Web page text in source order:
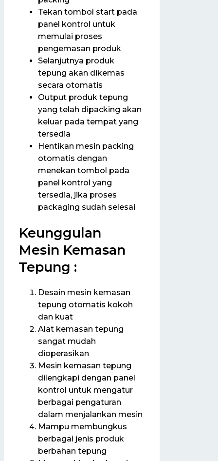
Tekan tombol start pada
panel kontrol untuk
memulai proses
pengemasan produk
Selanjutnya produk
tepung akan dikemas
secara otomatis
Output produk tepung
yang telah dipacking akan
keluar pada tempat yang
tersedia
Hentikan mesin packing
otomatis dengan
menekan tombol pada
panel kontrol yang
tersedia, jika proses
packaging sudah selesai
Keunggulan
Mesin Kemasan
Tepung :
Desain mesin kemasan
tepung otomatis kokoh
dan kuat
Alat kemasan tepung
sangat mudah
dioperasikan
Mesin kemasan tepung
dilengkapi dengan panel
kontrol untuk mengatur
berbagai pengaturan
dalam menjalankan mesin
Mampu membungkus
berbagai jenis produk
berbahan tepung